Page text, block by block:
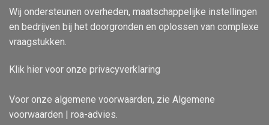
Wij ondersteunen overheden, maatschappelijke instellingen
en bedrijven bij het doorgronden en oplossen van complexe
vraagstukken.
Klik hier voor onze privacyverklaring
Voor onze algemene voorwaarden, zie Algemene
voorwaarden | roa-advies